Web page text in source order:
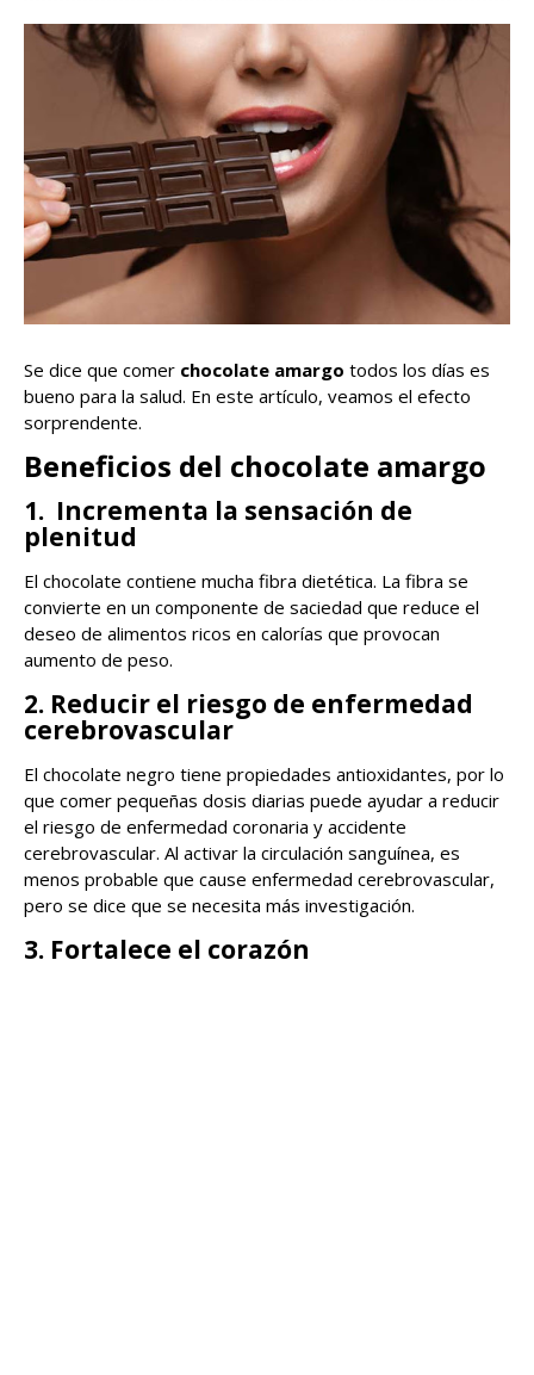
Se dice que comer chocolate amargo todos los días es
bueno para la salud. En este artículo, veamos el efecto
sorprendente.
Beneficios del chocolate amargo
1. Incrementa la sensación de
plenitud
El chocolate contiene mucha fibra dietética. La fibra se
convierte en un componente de saciedad que reduce el
deseo de alimentos ricos en calorías que provocan
aumento de peso.
2. Reducir el riesgo de enfermedad
cerebrovascular
El chocolate negro tiene propiedades antioxidantes, por lo
que comer pequeñas dosis diarias puede ayudar a reducir
el riesgo de enfermedad coronaria y accidente
cerebrovascular. Al activar la circulación sanguínea, es
menos probable que cause enfermedad cerebrovascular,
pero se dice que se necesita más investigación.
3. Fortalece el corazón